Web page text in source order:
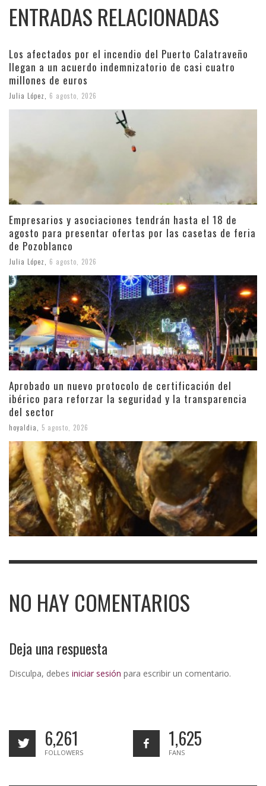
ENTRADAS RELACIONADAS
Los afectados por el incendio del Puerto Calatraveño
llegan a un acuerdo indemnizatorio de casi cuatro
millones de euros
Julia López, 6 agosto, 2026
Empresarios y asociaciones tendrán hasta el 18 de
agosto para presentar ofertas por las casetas de feria
de Pozoblanco
Julia López 6 agosto, 2026
Aprobado un nuevo protocolo de certificación del
ibérico para reforzar la seguridad y la transparencia
del sector
hoyaldia 5 agosto, 2026
NO HAY COMENTARIOS
Deja una respuesta
Disculpa, debes iniciar sesión para escribir un comentario.
6,261
FOLLOWERS
1,625
FANS